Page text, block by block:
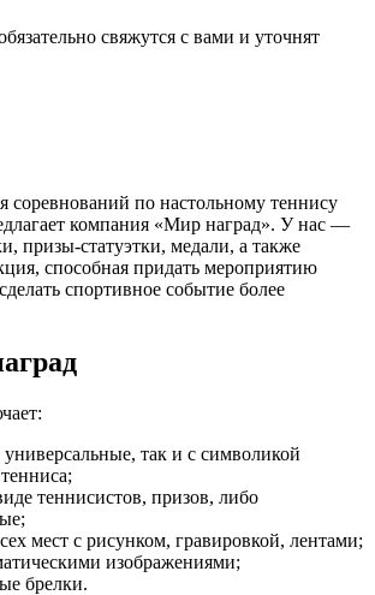
свяжутся с вами и уточнят
соревнований по настольному теннису
компания «Мир наград». У нас —
призы-статуэтки, медали, а также
способная придать мероприятию
спортивное событие более
так и с символикой
теннисистов, призов, либо
мест с рисунком, гравировкой, лентами;
изображениями;
брелки.